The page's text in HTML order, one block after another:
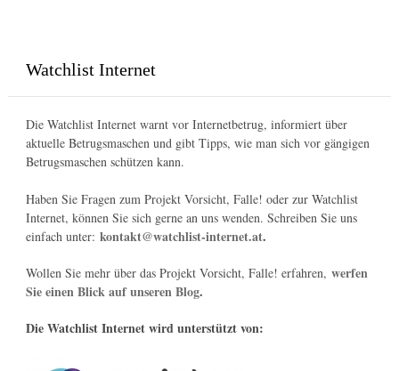
Watchlist Internet
Die Watchlist Internet warnt vor Internetbetrug, informiert über
aktuelle Betrugsmaschen und gibt Tipps, wie man sich vor gängigen
Betrugsmaschen schützen kann.
Haben Sie Fragen zum Projekt Vorsicht, Falle! oder zur Watchlist
Internet, können Sie sich gerne an uns wenden. Schreiben Sie uns
einfach unter: kontakt@watchlist-internet.at.
Wollen Sie mehr über das Projekt Vorsicht, Falle! erfahren, werfen
Sie einen Blick auf unseren Blog.
Die Watchlist Internet wird unterstützt von: